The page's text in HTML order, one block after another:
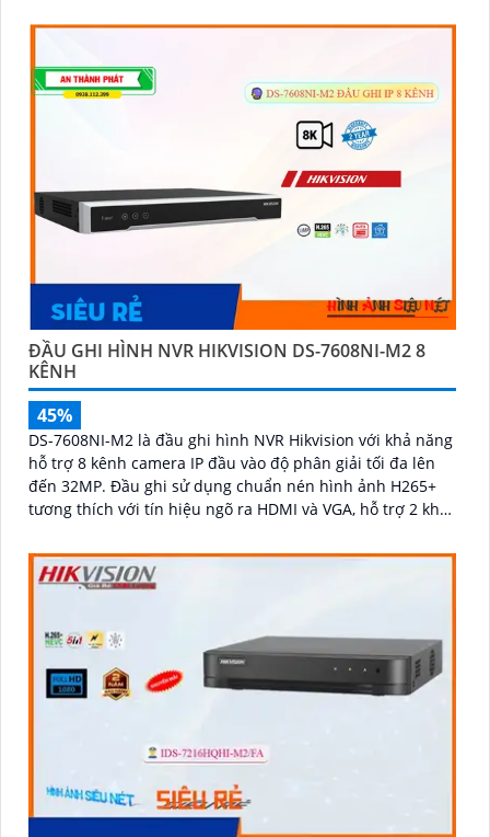
ĐẦU GHI HÌNH NVR HIKVISION DS-7608NI-M2 8
KÊNH
45%
DS-7608NI-M2 là đầu ghi hình NVR Hikvision với khả năng
hỗ trợ 8 kênh camera IP đầu vào độ phân giải tối đa lên
đến 32MP. Đầu ghi sử dụng chuẩn nén hình ảnh H265+
tương thích với tín hiệu ngõ ra HDMI và VGA, hỗ trợ 2 khe